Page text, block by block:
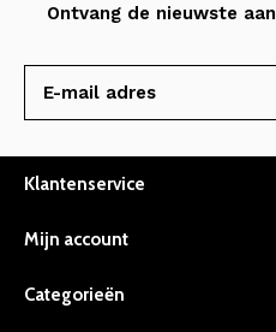
Ontvang de nieuwste
Klantenservice
Mijn account
Categorieën